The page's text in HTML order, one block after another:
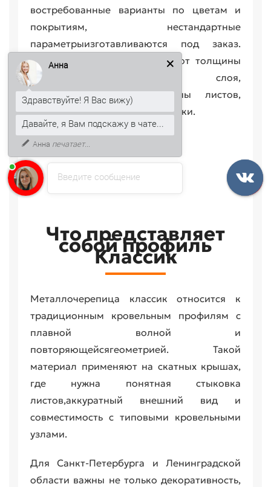
востребованные варианты по цветам и
покрытиям, нестандартные
параметрыизготавливаются под заказ.
Итоговая стоимость зависит от толщины
стали, защитного слоя,
полимерногопокрытия, длины листов,
доборных элементов и логистики.
Что представляет
собой профиль
Классик
Металлочерепица классик относится к
традиционным кровельным профилям с
плавной волной и
повторяющейсягеометрией. Такой
материал применяют на скатных крышах,
где нужна понятная стыковка
листов,аккуратный внешний вид и
совместимость с типовыми кровельными
узлами.
Для Санкт-Петербурга и Ленинградской
области важны не только декоративность,
Введите сообщение
Анна
Здравствуйте! Я Вас вижу)
Давайте, я Вам подскажу в чате...
Анна печатает...